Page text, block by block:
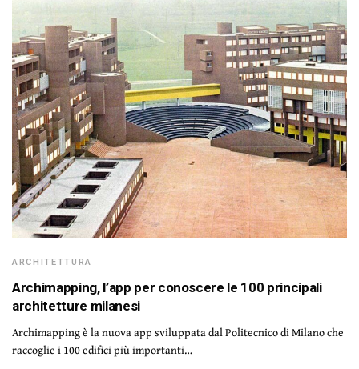
ARCHITETTURA
Archimapping, l’app per conoscere le 100 principali
architetture milanesi
Archimapping è la nuova app sviluppata dal Politecnico di Milano che
raccoglie i 100 edifici più importanti…